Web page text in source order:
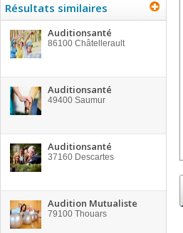
Résultats similaires
Auditionsanté
86100 Châtellerault
Auditionsanté
49400 Saumur
Auditionsanté
37160 Descartes
Audition Mutualiste
79100 Thouars